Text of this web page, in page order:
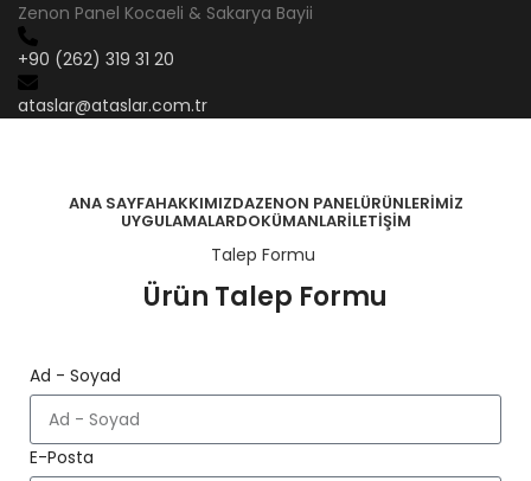
Zenon Panel Kocaeli & Sakarya Bayii
+90 (262) 319 31 20
ataslar@ataslar.com.tr
ANA SAYFAHAKKIMIZDAZENON PANELÜRÜNLERIMIZ
UYGULAMALARDOKÜMANLARİLETIŞIM
Talep Formu
Ürün Talep Formu
Ad - Soyad
E-Posta